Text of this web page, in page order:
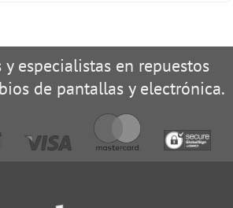
y especialistas en repuestos
de pantallas y electrónica.